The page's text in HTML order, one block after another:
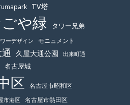
TV塔
や緑 タワー兄弟
ーデザイン
モニュメント
久屋大通公園 出来町通
名古屋城
区 名古屋市昭和区
市港区 名古屋市熱田区